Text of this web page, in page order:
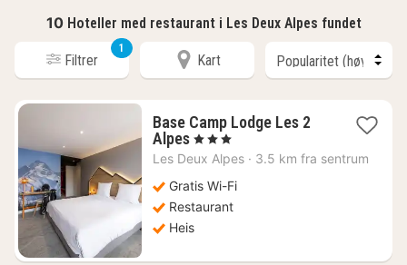
10 Hoteller med restaurant i Les Deux Alpes fundet
Filtrer
1
Kart
Base Camp Lodge Les 2
Alpes1
natt
729
kr.
, 3 Stjerner
Les Deux Alpes · 3.5 km fra sentrum
Gratis Wi-Fi
Restaurant
Heis